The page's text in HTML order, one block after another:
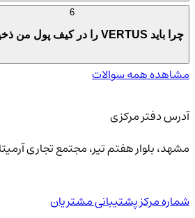
چرا باید VERTUS را در کیف پول من ذخیره کنم؟
مشاهده همه سوالات
آدرس دفتر مرکزی
مشهد، بلوار هفتم تیر، مجتمع تجاری آرمیتاژ
شماره مرکز پشتیبانی مشتریان